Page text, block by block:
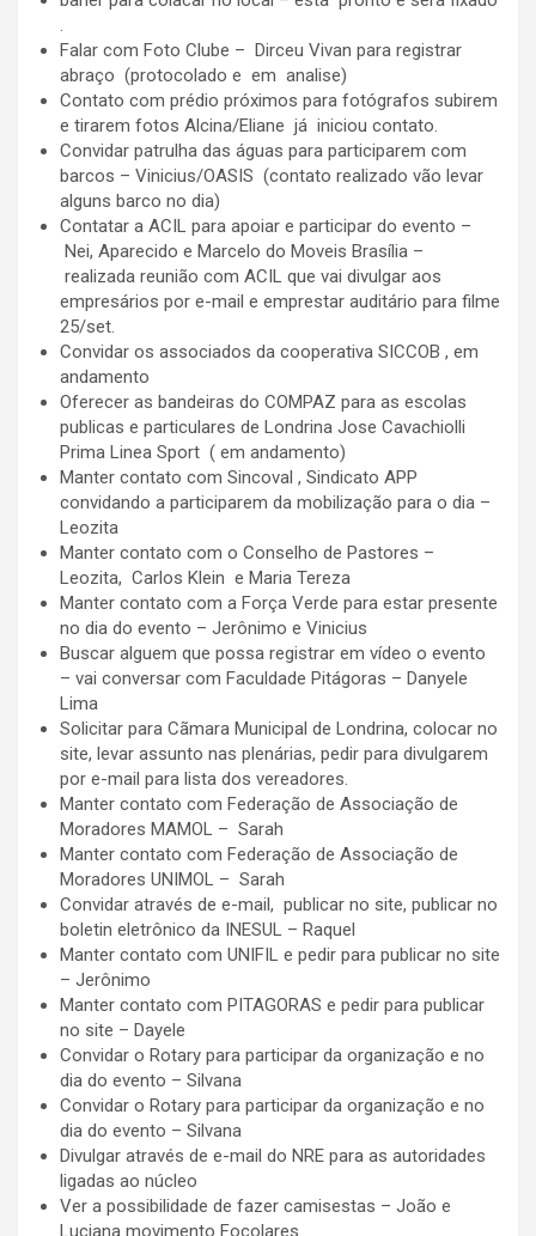
.
Falar com Foto Clube – Dirceu Vivan para registrar
abraço (protocolado e em analise)
Contato com prédio próximos para fotógrafos subirem
e tirarem fotos Alcina/Eliane já iniciou contato.
Convidar patrulha das águas para participarem com
barcos – Vinicius/OASIS (contato realizado vão levar
alguns barco no dia)
Contatar a ACIL para apoiar e participar do evento –
Nei, Aparecido e Marcelo do Moveis Brasília –
realizada reunião com ACIL que vai divulgar aos
empresários por e-mail e emprestar auditário para filme
25/set.
Convidar os associados da cooperativa SICCOB , em
andamento
Oferecer as bandeiras do COMPAZ para as escolas
publicas e particulares de Londrina Jose Cavachiolli
Prima Linea Sport ( em andamento)
Manter contato com Sincoval , Sindicato APP
convidando a participarem da mobilização para o dia –
Leozita
Manter contato com o Conselho de Pastores –
Leozita, Carlos Klein e Maria Tereza
Manter contato com a Força Verde para estar presente
no dia do evento – Jerônimo e Vinicius
Buscar alguem que possa registrar em vídeo o evento
– vai conversar com Faculdade Pitágoras – Danyele
Lima
Solicitar para Cãmara Municipal de Londrina, colocar no
site, levar assunto nas plenárias, pedir para divulgarem
por e-mail para lista dos vereadores.
Manter contato com Federação de Associação de
Moradores MAMOL – Sarah
Manter contato com Federação de Associação de
Moradores UNIMOL – Sarah
Convidar através de e-mail, publicar no site, publicar no
boletin eletrônico da INESUL – Raquel
Manter contato com UNIFIL e pedir para publicar no site
– Jerônimo
Manter contato com PITAGORAS e pedir para publicar
no site – Dayele
Convidar o Rotary para participar da organização e no
dia do evento – Silvana
Convidar o Rotary para participar da organização e no
dia do evento – Silvana
Divulgar através de e-mail do NRE para as autoridades
ligadas ao núcleo
Ver a possibilidade de fazer camisestas – João e
Luciana movimento Focolares.